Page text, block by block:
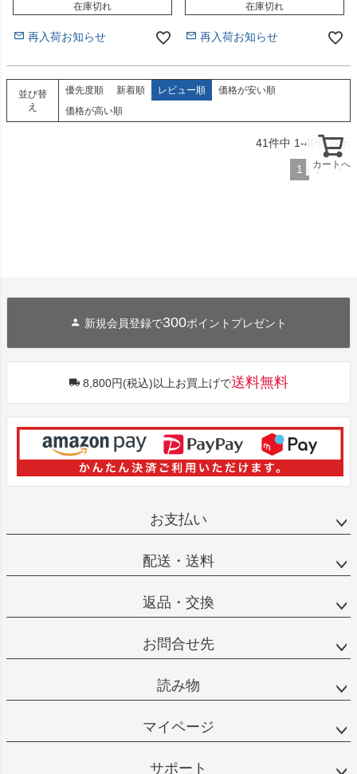
在庫切れ
再入荷お知らせ
在庫切れ
再入荷お知らせ
並び替
え
優先度順 新着順 レビュー順
価格が安い順
価格が高い順
41件中 1-40 件表示
1 2
カートへ
新規会員登録で300ポイントプレゼント
8,800円(税込)以上お買上げで送料無料
お支払い
配送・送料
返品・交換
お問合せ先
読み物
マイページ
サポート